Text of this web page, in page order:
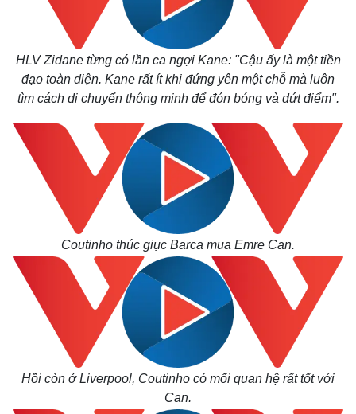
Bất động sản
Khởi nghiệp
Thị trường
Giá vàng
Tiêu dùng
HLV Zidane từng có lần ca ngợi Kane: "Cậu ấy là một tiền
đạo toàn diện. Kane rất ít khi đứng yên một chỗ mà luôn
tìm cách di chuyển thông minh để đón bóng và dứt điểm".
Coutinho thúc giục Barca mua Emre Can.
Hồi còn ở Liverpool, Coutinho có mối quan hệ rất tốt với
Can.